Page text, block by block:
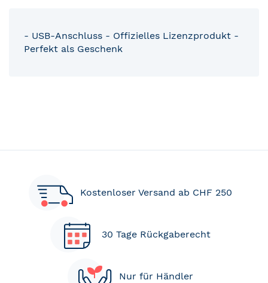
- USB-Anschluss - Offizielles Lizenzprodukt -
Perfekt als Geschenk
Kostenloser Versand ab CHF 250
30 Tage Rückgaberecht
Nur für Händler